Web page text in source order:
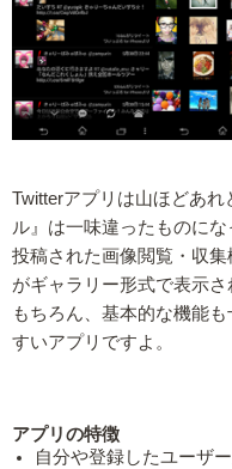
Twitterアプリは山ほどあ
ル』は一味違ったものにな
投稿された画像閲覧・収
がギャラリー形式で表示さ
もちろん、基本的な機能
すいアプリですよ。
アプリの特徴
自分や登録したユーザ